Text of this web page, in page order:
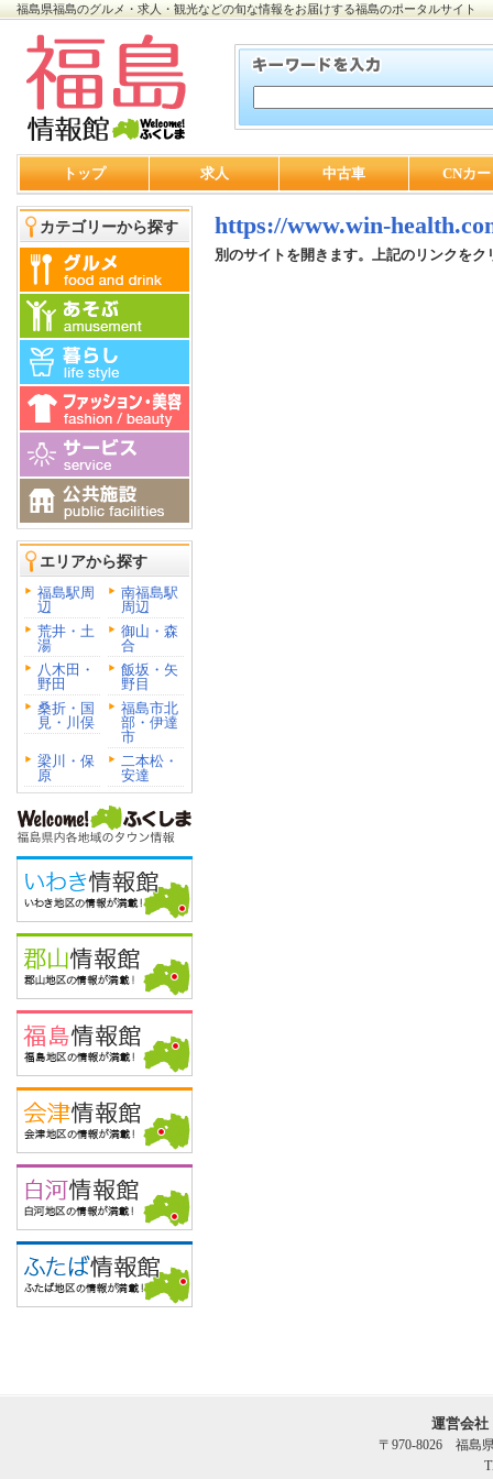
福島県福島のグルメ・求人・観光などの旬な情報をお届けする福島のポータルサイト
トップ 求人 中古車 CNカ
カテゴリーから探す
エリアから探す
福島駅周
辺
南福島駅
周辺
荒井・土
湯
御山・森
合
八木田・
野田
飯坂・矢
野目
桑折・国
見・川俣
福島市北
部・伊達
市
梁川・保
原
二本松・
安達
https://www.win-
別のサイトを開きます。上記のリンクをク
運営会
〒970-8026 福島